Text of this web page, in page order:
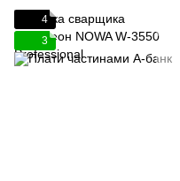
4
3